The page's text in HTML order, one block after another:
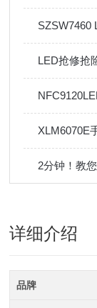
XLM6070E
2分钟！教
详细介绍
品牌